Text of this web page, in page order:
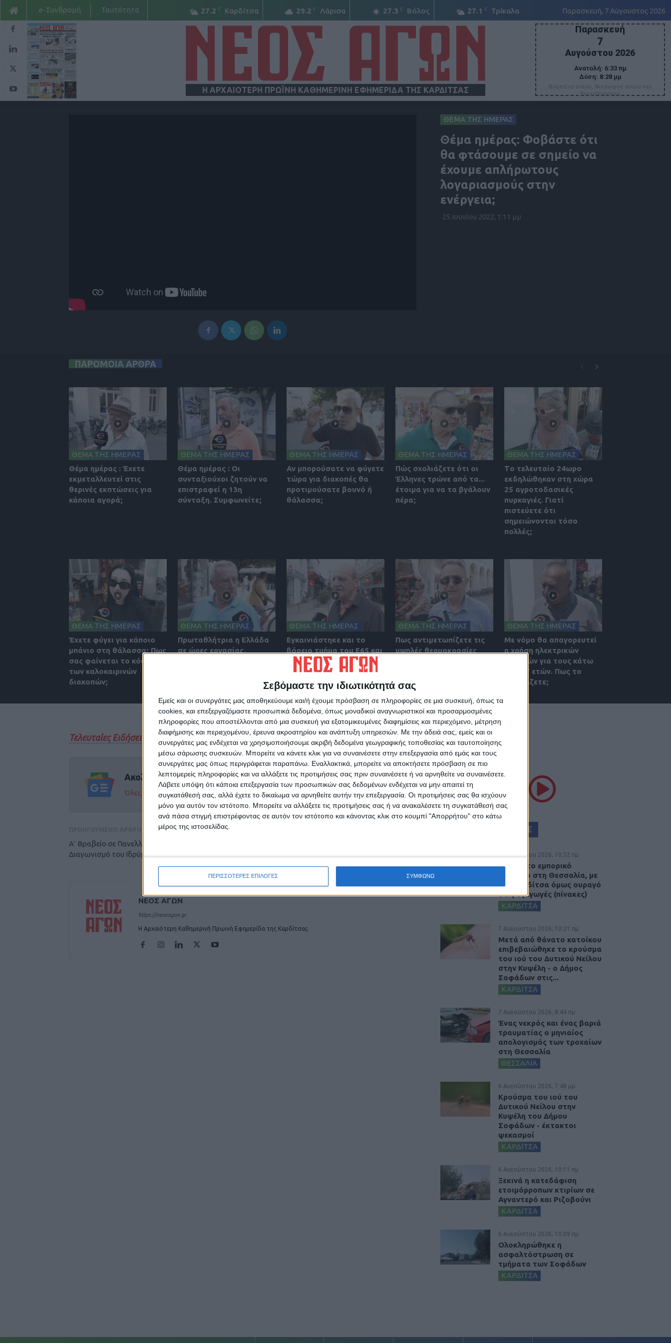
Σεβόμαστε την ιδιωτικότητά σας
Εμείς και οι συνεργάτες μας αποθηκεύουμε και/ή έχουμε πρόσβαση σε πληροφορίες σε μια συσκευή, όπως τα
cookies, και επεξεργαζόμαστε προσωπικά δεδομένα, όπως μοναδικοί αναγνωριστικοί και προσαρμοσμένες
πληροφορίες που αποστέλλονται από μια συσκευή για εξατομικευμένες διαφημίσεις και περιεχόμενο, μέτρηση
διαφήμισης και περιεχομένου, έρευνα ακροατηρίου και ανάπτυξη υπηρεσιών. Με την άδειά σας, εμείς και οι
συνεργάτες μας ενδέχεται να χρησιμοποιήσουμε ακριβή δεδομένα γεωγραφικής τοποθεσίας και ταυτοποίησης
μέσω σάρωσης συσκευών. Μπορείτε να κάνετε κλικ για να συναινέσετε στην επεξεργασία από εμάς και τους
συνεργάτες μας όπως περιγράφεται παραπάνω. Εναλλακτικά, μπορείτε να αποκτήσετε πρόσβαση σε πιο
λεπτομερείς πληροφορίες και να αλλάξετε τις προτιμήσεις σας πριν συναινέσετε ή να αρνηθείτε να συναινέσετε.
Λάβετε υπόψη ότι κάποια επεξεργασία των προσωπικών σας δεδομένων ενδέχεται να μην απαιτεί τη
συγκατάθεσή σας, αλλά έχετε το δικαίωμα να αρνηθείτε αυτήν την επεξεργασία. Οι προτιμήσεις σας θα ισχύουν
μόνο για αυτόν τον ιστότοπο. Μπορείτε να αλλάξετε τις προτιμήσεις σας ή να ανακαλέσετε τη συγκατάθεσή σας
ανά πάσα στιγμή επιστρέφοντας σε αυτόν τον ιστότοπο και κάνοντας κλικ στο κουμπί "Απορρήτου" στο κάτω
μέρος της ιστοσελίδας.
ΠΕΡΙΣΣΟΤΕΡΕΣ ΕΠΙΛΟΓΕΣ ΣΥΜΦΩΝΩ
27.2 C Καρδίτσα 29.2 C Λάρισα 27.3 C Βόλος 27.1 C Τρίκαλα Παρασκευή, 7 Αύγουστος 2026
e-Συνδρομή Ταυτότητα
Η ΑΡΧΑΙΟΤΕΡΗ ΠΡΩΪΝΗ ΚΑΘΗΜΕΡΙΝΗ ΕΦΗΜΕΡΙΔΑ ΤΗΣ ΚΑΡΔΙΤΣΑΣ
Παρασκευή
7
Αυγούστου 2026
Ανατολή: 6:33 πμ
Δύση: 8:28 μμ
Δομετίου οσίου, Νικάνορος οσίου του
θαυματουργού
ΘΕΜΑ ΤΗΣ ΗΜΕΡΑΣ
Θέμα ημέρας: Φοβάστε ότι
θα φτάσουμε σε σημείο να
έχουμε απλήρωτους
λογαριασμούς στην
ενέργεια;
25 Ιουνίου 2022, 1:11 μμ
ΠΑΡΟΜΟΙΑ ΑΡΘΡΑ
ΘΕΜΑ ΤΗΣ ΗΜΕΡΑΣ
Θέμα ημέρας : Έχετε
εκμεταλλευτεί στις
θερινές εκπτώσεις για
κάποια αγορά;
ΘΕΜΑ ΤΗΣ ΗΜΕΡΑΣ
Θέμα ημέρας : Οι
συνταξιούχοι ζητούν να
επιστραφεί η 13η
σύνταξη. Συμφωνείτε;
ΘΕΜΑ ΤΗΣ ΗΜΕΡΑΣ
Αν μπορούσατε να φύγετε
τώρα για διακοπές θα
προτιμούσατε βουνό ή
θάλασσα;
ΘΕΜΑ ΤΗΣ ΗΜΕΡΑΣ
Πώς σχολιάζετε ότι οι
Έλληνες τρώνε από τα...
έτοιμα για να τα βγάλουν
πέρα;
ΘΕΜΑ ΤΗΣ ΗΜΕΡΑΣ
Tο τελευταίο 24ωρο
εκδηλώθηκαν στη χώρα
25 αγροτοδασικές
πυρκαγιές. Γιατί
πιστεύετε ότι
σημειώνονται τόσο
πολλές;
ΘΕΜΑ ΤΗΣ ΗΜΕΡΑΣ
Έχετε φύγει για κάποιο
μπάνιο στη θάλασσα; Πως
σας φαίνεται το κόστος
των καλοκαιρινών
διακοπών;
ΘΕΜΑ ΤΗΣ ΗΜΕΡΑΣ
Πρωταθλήτρια η Ελλάδα
σε ώρες εργασίας.
ΘΕΜΑ ΤΗΣ ΗΜΕΡΑΣ
Εγκαινιάστηκε και το
βόρειο τμήμα του Ε65 και
το έργο πλέον
ολοκληρώθηκε. Πως το
σχολιάζετε;
ΘΕΜΑ ΤΗΣ ΗΜΕΡΑΣ
Πως αντιμετωπίζετε τις
υψηλές θερμοκρασίες
ΘΕΜΑ ΤΗΣ ΗΜΕΡΑΣ
Με νόμο θα απαγορευτεί
η χρήση ηλεκτρικών
πατινιών για τους κάτω
από 17 ετών. Πως το
σχολιάζετε;
Τελευταίες Ειδήσεις Σήμερα
Ακολούθησε την εφημερίδα ΝΕΟΣ ΑΓΩΝ στο Google News!
Όλες οι εξελίξεις στην περιοχή της Καρδίτσας και ευρύτερα της Θεσσαλίας
Α’ Βραβείο σε Πανελλήνιο Μαθητικό
Διαγωνισμό του Ιδρύματος Ωνάση
ΝΕΟΣ ΑΓΩΝ
https://neosagon.gr
Η Αρχαιότερη Καθημερινή Πρωινή Εφημερίδα της Καρδίτσας
ΘΕΣΣΑΛΙΑ FM
ΑΚΟΥΣΤΕ ΖΩΝΤΑΝΑ
ΕΠΙΚΕΦΑΛΗΣ ΕΙΔΗΣΕΙΣ
7 Αυγούστου 2026, 10:52 πμ
Θετικό το εμπορικό
ισοζύγιο στη Θεσσαλία, με
την Καρδίτσα όμως ουραγό
στις εξαγωγές (πίνακες)
ΚΑΡΔΙΤΣΑ
7 Αυγούστου 2026, 10:21 πμ
Μετά από θάνατο κατοίκου
επιβεβαιώθηκε το κρούσμα
του ιού του Δυτικού Νείλου
στην Κυψέλη - ο Δήμος
Σοφάδων στις...
ΚΑΡΔΙΤΣΑ
7 Αυγούστου 2026, 8:44 πμ
Ένας νεκρός και ένας βαριά
τραυματίας ο μηνιαίος
απολογισμός των τροχαίων
στη Θεσσαλία
ΘΕΣΣΑΛΙΑ
6 Αυγούστου 2026, 7:48 μμ
Κρούσμα του ιού του
Δυτικού Νείλου στην
Κυψέλη του Δήμου
Σοφάδων - έκτακτοι
ψεκασμοί
ΚΑΡΔΙΤΣΑ
6 Αυγούστου 2026, 10:11 πμ
Ξεκινά η κατεδάφιση
ετοιμόρροπων κτιρίων σε
Αγναντερό και Ριζοβούνι
ΚΑΡΔΙΤΣΑ
6 Αυγούστου 2026, 10:09 πμ
Ολοκληρώθηκε η
ασφαλτόστρωση σε
τμήματα των Σοφάδων
ΚΑΡΔΙΤΣΑ